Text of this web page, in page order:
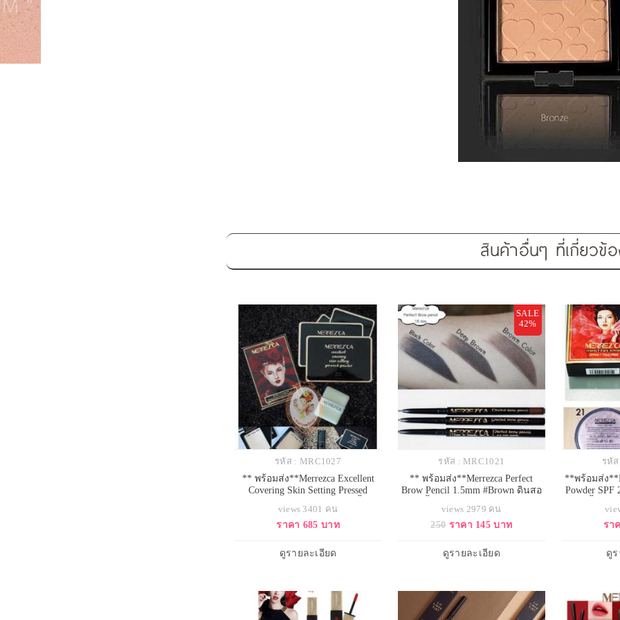
สินค้าอื่นๆ ที่เกี่ยวข้
รหัส : MRC1027
** พร้อมส่ง**Merrezca Excellent
Covering Skin Setting Pressed
เหงื่อ ควบคุมความมัน ไม่เป็นคราบ
และไม่หมองคล้ำระหว่างวัน มีส่วน
ทำให้เกิดการระคายเคืองรูขุมขน
และไม่เป็นต้นเหตุของการเกิดสิว
views 3401 คน
ราคา 685 บาท
ดูรายละเอียด
SALE
42%
รหัส : MRC1021
** พร้อมส่ง**Merrezca Perfect
Brow Pencil 1.5mm #Brown ดินสอ
ไม่ต้องเหลา ออกแบบคิ้วให้สวยได้
รูปทรงด้วยหัวดินสอขนาดเล็กพิเศษ
views 2979 คน
250 ราคา 145 บาท
ดูรายละเอียด
รหั
**พร้อมส่ง
Powder
ป้องกันแสง
(Talc) จึงหม
ทัลคัมในป
เกิน ช่วย
รา
ดูร